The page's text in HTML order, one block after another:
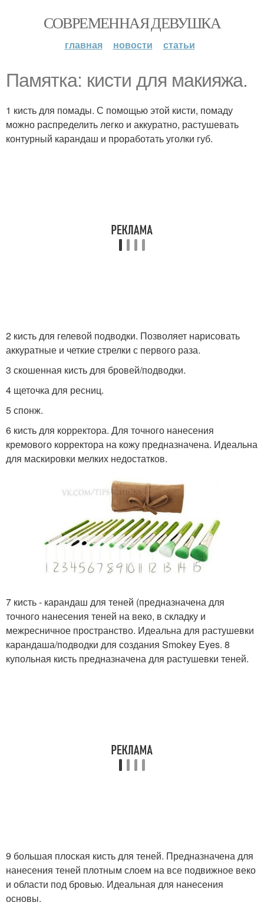
СОВРЕМЕННАЯ ДЕВУШКА
главная новости статьи
Памятка: кисти для макияжа.
1 кисть для помады. С помощью этой кисти, помаду
можно распределить легко и аккуратно, растушевать
контурный карандаш и проработать уголки губ.
2 кисть для гелевой подводки. Позволяет нарисовать
аккуратные и четкие стрелки с первого раза.
3 скошенная кисть для бровей/подводки.
4 щеточка для ресниц.
5 спонж.
6 кисть для корректора. Для точного нанесения
кремового корректора на кожу предназначена. Идеальна
для маскировки мелких недостатков.
7 кисть - карандаш для теней (предназначена для
точного нанесения теней на веко, в складку и
межресничное пространство. Идеальна для растушевки
карандаша/подводки для создания Smokey Eyes. 8
купольная кисть предназначена для растушевки теней.
9 большая плоская кисть для теней. Предназначена для
нанесения теней плотным слоем на все подвижное веко
и области под бровью. Идеальная для нанесения
основы.